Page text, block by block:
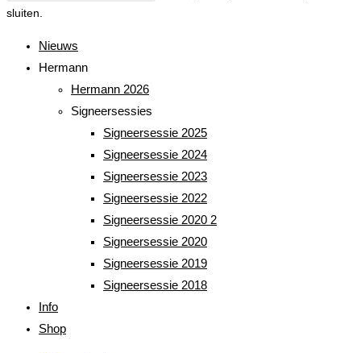
sluiten.
Nieuws
Hermann
Hermann 2026
Signeersessies
Signeersessie 2025
Signeersessie 2024
Signeersessie 2023
Signeersessie 2022
Signeersessie 2020 2
Signeersessie 2020
Signeersessie 2019
Signeersessie 2018
Info
Shop